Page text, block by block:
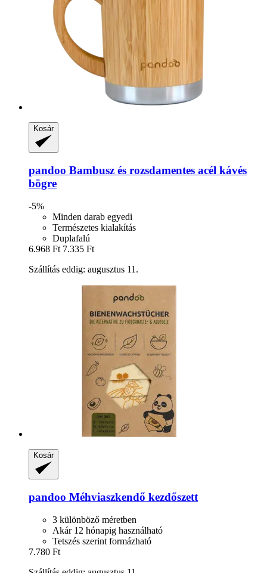
Kosár
pandoo Bambusz és rozsdamentes acél kávés
bögre
-5%
Minden darab egyedi
Természetes kialakítás
Duplafalú
6.968 Ft 7.335 Ft
Szállítás eddig: augusztus 11.
Kosár
pandoo Méhviaszkendő kezdőszett
3 különböző méretben
Akár 12 hónapig használható
Tetszés szerint formázható
7.780 Ft